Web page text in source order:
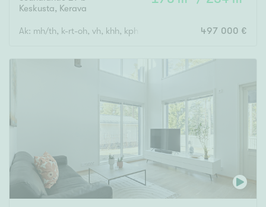
Keskusta, Kerava
Ak: mh/th, k-rt-oh, vh, khh, kph, s. Yk: 3 mh, kph, vh, terassi.,
497 000 €